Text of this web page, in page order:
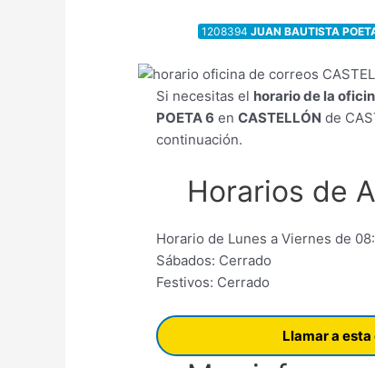
1208394 JUAN BAUTISTA
Si necesitas el horario de la
POETA 6 enCASTELLÓN de
continuación.
Horarios de
Horario de Lunes a Viernes de
Sábados: Cerrado
Festivos: Cerrado
Llamar a